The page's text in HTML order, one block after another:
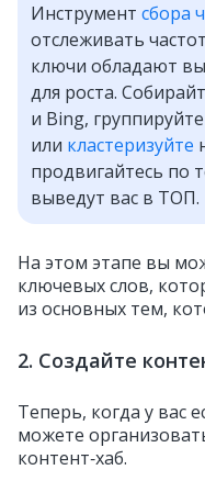
Инструмент сбора
отслеживать
ключи обладают
для роста.
и Bing,
или кластеризуйте
продвигайтесь по
выведут вас в ТОП.
На этом этапе вы
ключевых слов,
из основных тем,
2. Создайте
Теперь, когда у вас
можете
контент‑хаб.